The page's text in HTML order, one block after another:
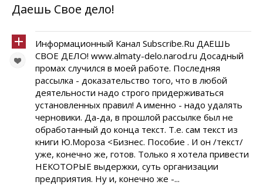
Даешь Свое дело!
Информационный Канал Subscribe.Ru ДАЕШЬ
СВОЕ ДЕЛО! www.almaty-delo.narod.ru Досадный
промах случился в моей работе. Последняя
рассылка - доказательство того, что в любой
деятельности надо строго придерживаться
установленных правил! А именно - надо удалять
черновики. Да-да, в прошлой рассылке был не
обработанный до конца текст. Т.е. сам текст из
книги Ю.Мороза <Бизнес. Пособие . И он /текст/
уже, конечно же, готов. Только я хотела привести
НЕКОТОРЫЕ выдержки, суть организации
предприятия. Ну и, конечно же -...